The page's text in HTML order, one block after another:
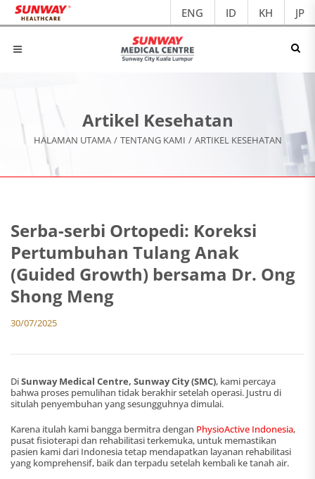
ENG ID KH JP
Artikel Kesehatan
HALAMAN UTAMA / TENTANG KAMI / ARTIKEL KESEHATAN
Serba-serbi Ortopedi: Koreksi
Pertumbuhan Tulang Anak
(Guided Growth) bersama Dr. Ong
Shong Meng
30/07/2025
DiSunway Medical Centre, Sunway City (SMC), kami percaya
bahwa proses pemulihan tidak berakhir setelah operasi. Justru di
situlah penyembuhan yang sesungguhnya dimulai.
Karena itulah kami bangga bermitra dengan PhysioActive Indonesia,
pusat fisioterapi dan rehabilitasi terkemuka, untuk memastikan
pasien kami dari Indonesia tetap mendapatkan layanan rehabilitasi
yang komprehensif, baik dan terpadu setelah kembali ke tanah air.